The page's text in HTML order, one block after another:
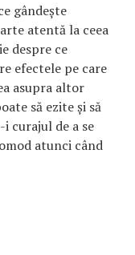
gândește
atentă la ceea
despre ce
efectele pe care
asupra altor
să ezite și să
i curajul de a se
atunci când